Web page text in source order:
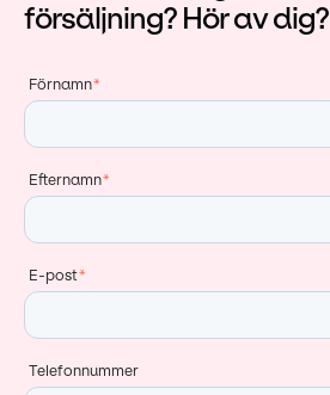
försäljning? Hör av dig?